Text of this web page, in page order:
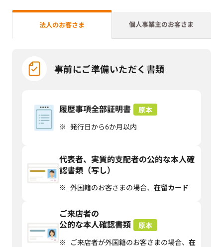
法人のお客さま 個人事業主のお客さま
事前にご準備いただく書類
履歴事項全部証明書
発行日から6か月以内
代表者、実質的支配者の公的な本人確
認書類（写し）
外国籍のお客さまの場合、 在留カード
ご来店者の
公的な本人確認書類
ご来店者が外国籍のお客さまの場合、 在